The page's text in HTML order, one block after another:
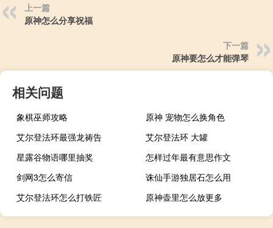
上一篇
原神怎么分享祝福
下一篇
原神要怎么才能弹琴
相关问题
象棋巫师攻略
原神 宠物怎么换角色
艾尔登法环最强龙祷告
艾尔登法环 大罐
星露谷物语哪里抽奖
怎样过年最有意思作文
剑网3怎么寄信
诛仙手游独居石怎么用
艾尔登法环怎么打铁匠
原神壶里怎么放更多